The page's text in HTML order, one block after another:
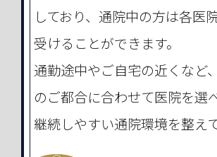
しており、通院中の方は各医
受けることができます。
通勤途中やご自宅の近くなど
のご都合に合わせて医院を選
継続しやすい通院環境を整え